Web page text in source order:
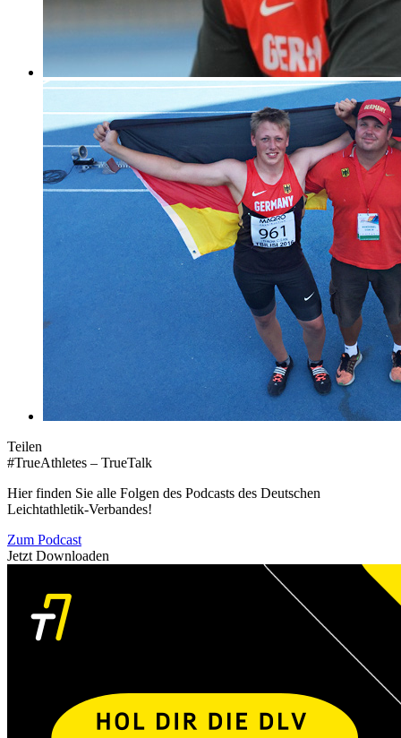
Teilen
#TrueAthletes – TrueTalk
Hier finden Sie alle Folgen des Podcasts des Deutschen
Leichtathletik-Verbandes!
Zum Podcast
Jetzt Downloaden